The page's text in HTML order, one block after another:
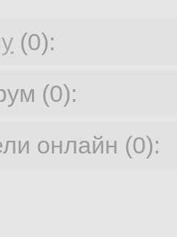
(0):
(0):
онлайн (0):